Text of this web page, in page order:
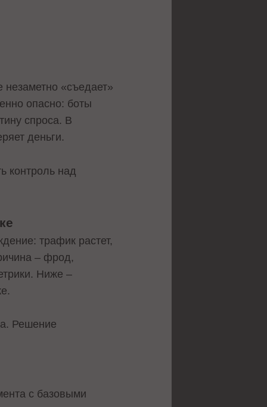
«съедает»
опасно: боты
спроса. В
деньги.
контроль над
трафик растет,
– фрод,
Ниже –
Решение
с базовыми